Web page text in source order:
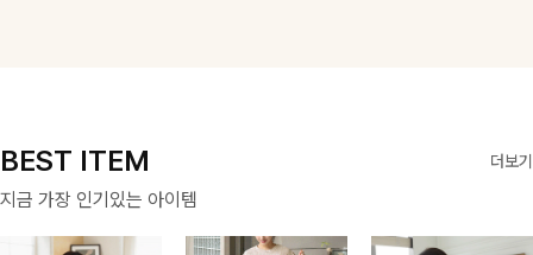
BEST ITEM 더보기
지금 가장 인기있는 아이템